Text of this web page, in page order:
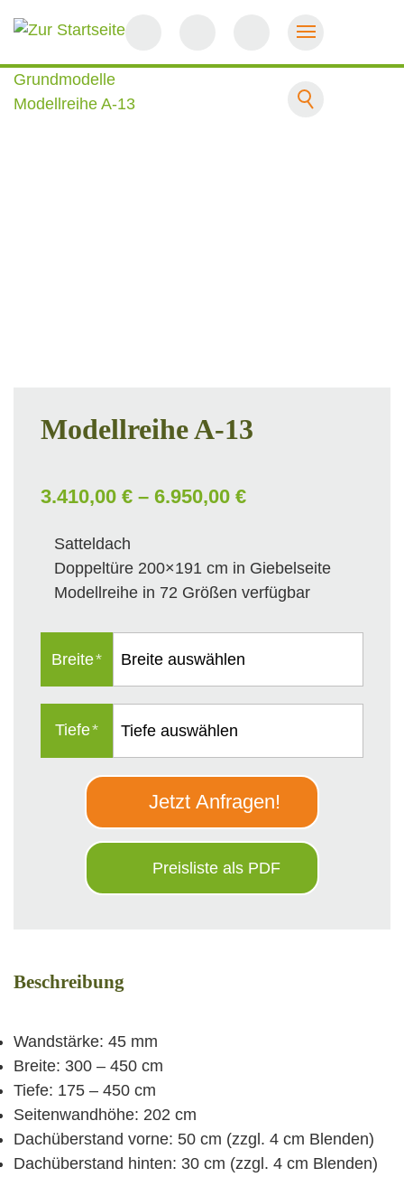
Grundmodelle
Modellreihe A-13
Modellreihe A-13
3.410,00 € – 6.950,00 €
Satteldach
Doppeltüre 200×191 cm in Giebelseite
Modellreihe in 72 Größen verfügbar
Breite*
Tiefe*
Jetzt Anfragen!
Preisliste als PDF
Beschreibung
Wandstärke: 45 mm
Breite: 300 – 450 cm
Tiefe: 175 – 450 cm
Seitenwandhöhe: 202 cm
Dachüberstand vorne: 50 cm (zzgl. 4 cm Blenden)
Dachüberstand hinten: 30 cm (zzgl. 4 cm Blenden)